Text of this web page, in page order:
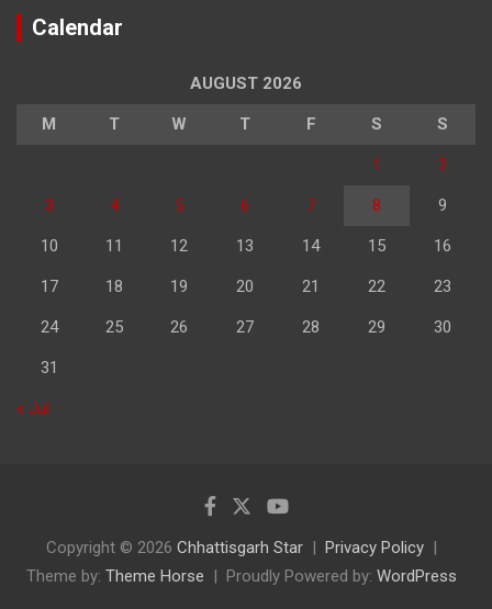
Calendar
AUGUST 2026
M T W T F S S
1 2
3 4 5 6 7 8 9
10 11 12 13 14 15 16
17 18 19 20 21 22 23
24 25 26 27 28 29 30
31
« Jul
Copyright © 2026 Chhattisgarh Star
Privacy Policy
Theme by: Theme Horse Proudly Powered by: WordPress